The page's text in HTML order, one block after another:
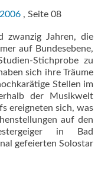
, Seite 08
zwanzig Jahren, die
auf Bundesebene,
Stichprobe zu
sich ihre Träume
Stellen im
der Musikwelt
ereigneten sich, was
auf den
in Bad
gefeierten Solostar